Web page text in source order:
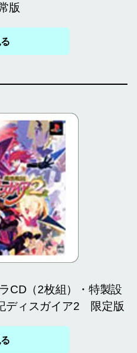
版
CD（2枚組）・特製設
ディスガイア2 限定版